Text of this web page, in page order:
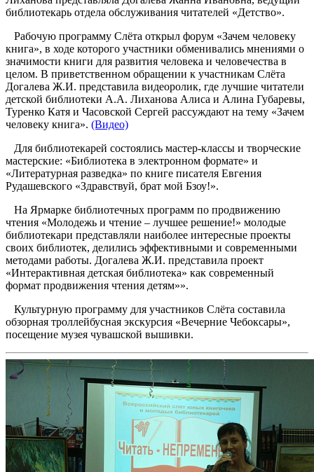
библиотекарь отдела обслуживания читателей «Детство».
Рабочую программу Слёта открыл форум «Зачем человеку
книга», в ходе которого участники обменивались мнениями о
значимости книги для развития человека и человечества в
целом. В приветственном обращении к участникам Слёта
Догалева Ж.И. представила видеоролик, где лучшие читатели
детской библиотеки А.А. Лиханова Алиса и Алина Губаревы,
Туренко Катя и Часовской Сергей рассуждают на тему «Зачем
человеку книга». (Видео)
Для библиотекарей состоялись мастер-классы и творческие
мастерские: «Библиотека в электронном формате» и
«Литературная разведка» по книге писателя Евгения
Рудашевского «Здравствуй, брат мой Бзоу!».
На Ярмарке библиотечных программ по продвижению
чтения «Молодежь и чтение – лучшее решение!» молодые
библиотекари представляли наиболее интересные проекты
своих библиотек, делились эффективными и современными
методами работы. Догалева Ж.И. представила проект
«Интерактивная детская библиотека» как современный
формат продвижения чтения детям»».
Культурную программу для участников Слёта составила
обзорная троллейбусная экскурсия «Вечерние Чебоксары»,
посещение музея чувашской вышивки.